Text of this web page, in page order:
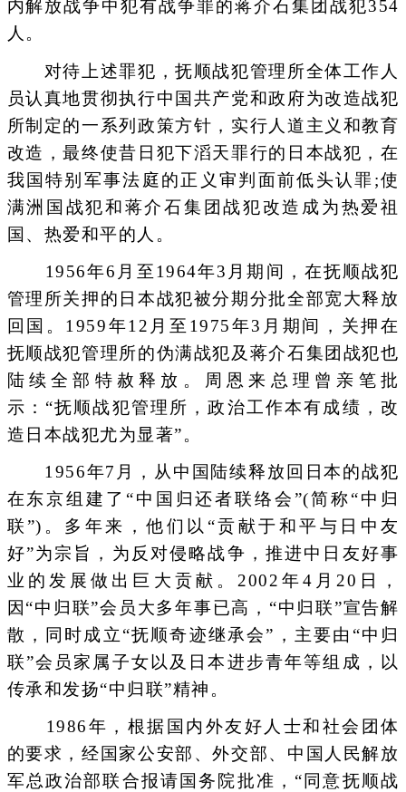
内解放战争中犯有战争罪的蒋介石集团战犯354
人。
对待上述罪犯，抚顺战犯管理所全体工作人
员认真地贯彻执行中国共产党和政府为改造战犯
所制定的一系列政策方针，实行人道主义和教育
改造，最终使昔日犯下滔天罪行的日本战犯，在
我国特别军事法庭的正义审判面前低头认罪;使
满洲国战犯和蒋介石集团战犯改造成为热爱祖
国、热爱和平的人。
1956年6月至1964年3月期间，在抚顺战犯
管理所关押的日本战犯被分期分批全部宽大释放
回国。1959年12月至1975年3月期间，关押在
抚顺战犯管理所的伪满战犯及蒋介石集团战犯也
陆续全部特赦释放。周恩来总理曾亲笔批
示：“抚顺战犯管理所，政治工作本有成绩，改
造日本战犯尤为显著”。
1956年7月，从中国陆续释放回日本的战犯
在东京组建了“中国归还者联络会”(简称“中归
联”)。多年来，他们以“贡献于和平与日中友
好”为宗旨，为反对侵略战争，推进中日友好事
业的发展做出巨大贡献。2002年4月20日，
因“中归联”会员大多年事已高，“中归联”宣告解
散，同时成立“抚顺奇迹继承会”，主要由“中归
联”会员家属子女以及日本进步青年等组成，以
传承和发扬“中归联”精神。
1986年，根据国内外友好人士和社会团体
的要求，经国家公安部、外交部、中国人民解放
军总政治部联合报请国务院批准，“同意抚顺战